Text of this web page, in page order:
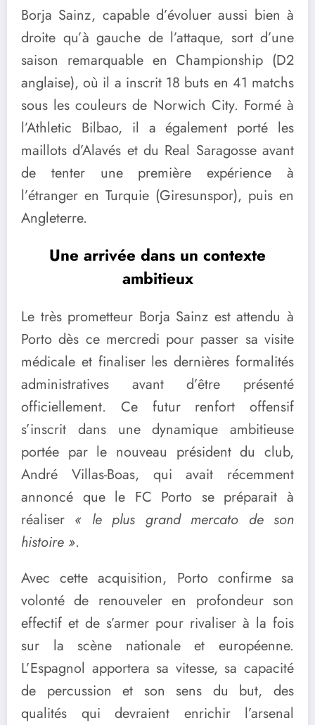
Borja Sainz, capable d’évoluer aussi bien à
droite qu’à gauche de l’attaque, sort d’une
saison remarquable en Championship (D2
anglaise), où il a inscrit 18 buts en 41 matchs
sous les couleurs de Norwich City. Formé à
l’Athletic Bilbao, il a également porté les
maillots d’Alavés et du Real Saragosse avant
de tenter une première expérience à
l’étranger en Turquie (Giresunspor), puis en
Angleterre.
Une arrivée dans un contexte
ambitieux
Le très prometteur Borja Sainz est attendu à
Porto dès ce mercredi pour passer sa visite
médicale et finaliser les dernières formalités
administratives avant d’être présenté
officiellement. Ce futur renfort offensif
s’inscrit dans une dynamique ambitieuse
portée par le nouveau président du club,
André Villas-Boas, qui avait récemment
annoncé que le FC Porto se préparait à
réaliser « le plus grand mercato de son
histoire ».
Avec cette acquisition, Porto confirme sa
volonté de renouveler en profondeur son
effectif et de s’armer pour rivaliser à la fois
sur la scène nationale et européenne.
L’Espagnol apportera sa vitesse, sa capacité
de percussion et son sens du but, des
qualités qui devraient enrichir l’arsenal